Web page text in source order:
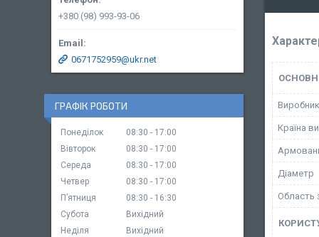
Виробник
Країна
Діаметр
Область
+380 (98) 993-93-06
0671752959@ukr.net
ГРАФІК РОБОТИ
Понеділок 08:30
17:00
Вівторок
08:30
17:00
Середа
08:30
17:00
Четвер
08:30
17:00
Пʼятниця
08:30
16:30
Субота
Вихідний
Неділя
Вихідний